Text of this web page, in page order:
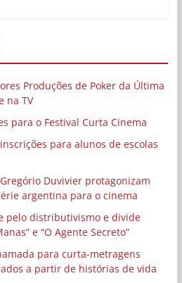
Produções de Poker da Última
na TV
para o Festival Curta Cinema
para alunos de escolas
Duvivier protagonizam
argentina para o cinema
pelo distributivismo e divide
e “O Agente Secreto”
para curta-metragens
a partir de histórias de vida